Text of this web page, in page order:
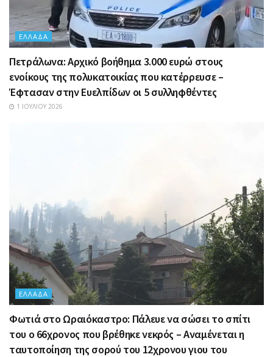
ΕΛΛΆΔΑ
Πετράλωνα: Αρχικό βοήθημα 3.000 ευρώ στους
ενοίκους της πολυκατοικίας που κατέρρευσε –
Έφτασαν στην Ευελπίδων οι 5 συλληφθέντες
1 ΙΟΥΛΊΟΥ 2026
ΕΛΛΆΔΑ
Φωτιά στο Ωραιόκαστρο: Πάλευε να σώσει το σπίτι
του ο 66χρονος που βρέθηκε νεκρός – Αναμένεται η
ταυτοποίηση της σορού του 12χρονου γιου του